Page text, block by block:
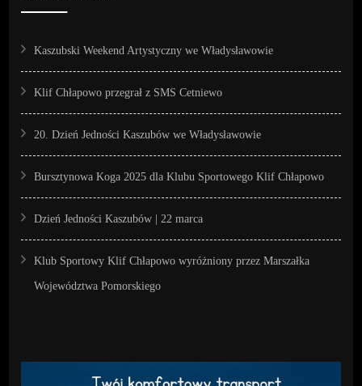
Kaszubski Weekend Artystyczny we Władysławowie
Klif Chłapowo przegrał z SMS Cetniewo
20. Dzień Jedności Kaszubów we Władysławowie
Bursztynowa Koga 2025 dla Klubu Sportowego Klif Chłapowo
Dzień Jedności Kaszubów | 22 marca
Klub Sportowy Klif Chłapowo wyróżniony przez Marszałka
Województwa Pomorskiego